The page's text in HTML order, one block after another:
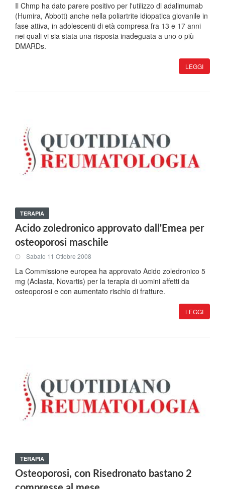
Il Chmp ha dato parere positivo per l'utilizzo di adalimumab
(Humira, Abbott) anche nella poliartrite idiopatica giovanile in
fase attiva, in adolescenti di età compresa fra 13 e 17 anni
nei quali vi sia stata una risposta inadeguata a uno o più
DMARDs.
LEGGI
TERAPIA
Acido zoledronico approvato dall'Emea per
osteoporosi maschile
Sabato 11 Ottobre 2008
La Commissione europea ha approvato Acido zoledronico 5
mg (Aclasta, Novartis) per la terapia di uomini affetti da
osteoporosi e con aumentato rischio di fratture.
LEGGI
TERAPIA
Osteoporosi, con Risedronato bastano 2